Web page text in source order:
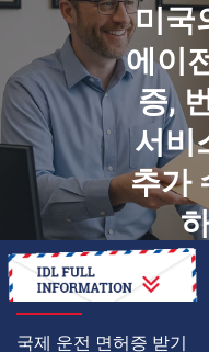
미국
에이
증,
서비
추가
온라인으로
국제 운전 면허증 받기